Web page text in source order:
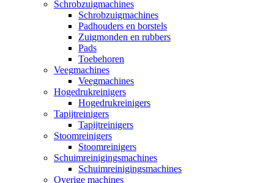
Schrobzuigmachines
Schrobzuigmachines
Padhouders en borstels
Zuigmonden en rubbers
Pads
Toebehoren
Veegmachines
Veegmachines
Hogedrukreinigers
Hogedrukreinigers
Tapijtreinigers
Tapijtreinigers
Stoomreinigers
Stoomreinigers
Schuimreinigingsmachines
Schuimreinigingsmachines
Overige machines